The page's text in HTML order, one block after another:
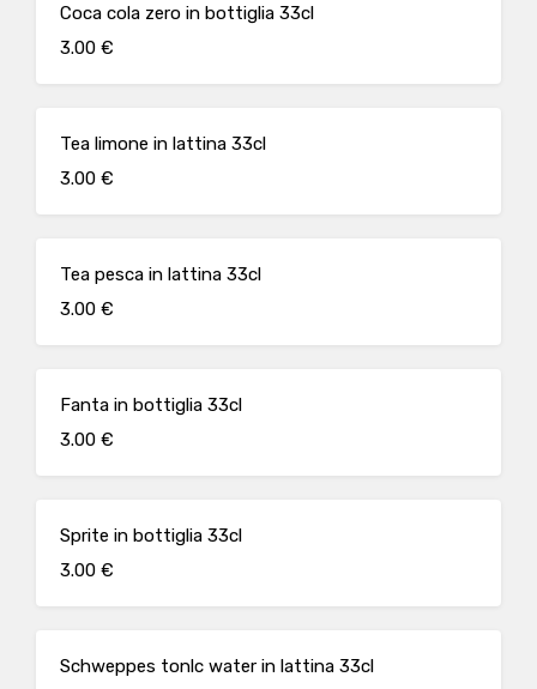
Coca cola zero in bottiglia 33cl
3.00 €
Tea limone in lattina 33cl
3.00 €
Tea pesca in lattina 33cl
3.00 €
Fanta in bottiglia 33cl
3.00 €
Sprite in bottiglia 33cl
3.00 €
Schweppes tonlc water in lattina 33cl